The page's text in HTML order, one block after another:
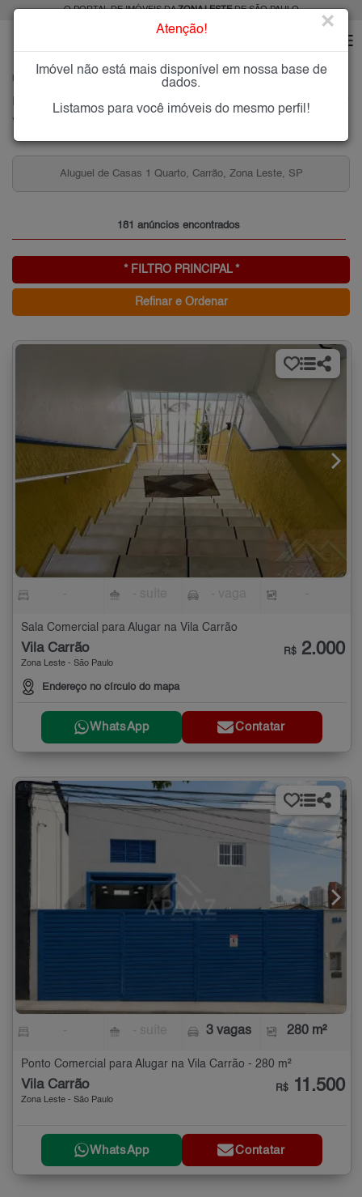
O PORTAL DE IMÓVEIS DAZONA LESTEDE SÃO PAULO
VILA CARRÃO
Imóveis para Alugar na Vila Carrão, Zona Leste de São Paulo, SP
Vila Carrão, Zona Leste
Aluguel de Casas 1 Quarto, Carrão, Zona Leste, SP
181 anúncios encontrados
* FILTRO PRINCIPAL *
Refinar e Ordenar
Sala Comercial para Alugar na Vila Carrão
Vila Carrão
Zona Leste - São Paulo
Endereço no círculo do mapa
R$ 2.000
WhatsApp Contatar
3 vagas 280 m²
Ponto Comercial para Alugar na Vila Carrão - 280 m²
Vila Carrão
Zona Leste - São Paulo
R$ 11.500
WhatsApp Contatar
Atenção! ×
Imóvel não está mais disponível em nossa base de
dados.
Listamos para você imóveis do mesmo perfil!